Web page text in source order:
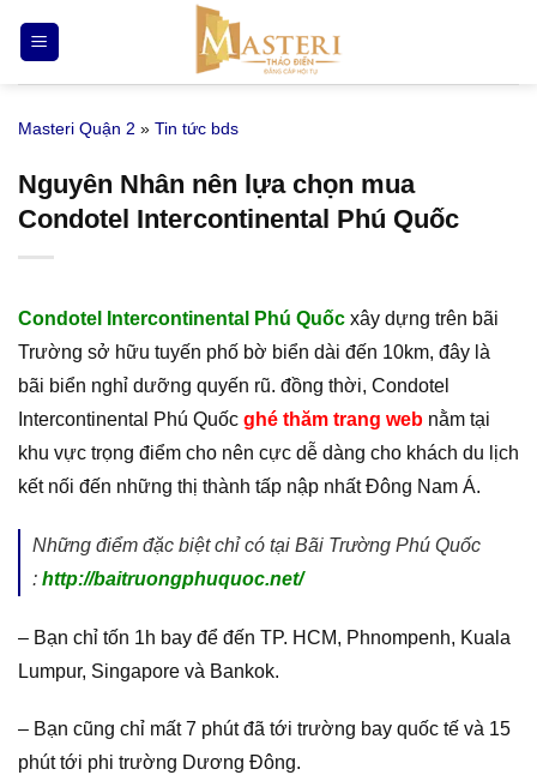
qua
nội
Masteri Quận 2 » Tin tức bds
Nguyên Nhân nên lựa chọn mua
Condotel Intercontinental Phú Quốc
Condotel Intercontinental Phú Quốc xây dựng trên bãi
Trường sở hữu tuyến phố bờ biển dài đến 10km, đây là
bãi biển nghỉ dưỡng quyến rũ. đồng thời, Condotel
Intercontinental Phú Quốc ghé thăm trang web nằm tại
khu vực trọng điểm cho nên cực dễ dàng cho khách du lịch
kết nối đến những thị thành tấp nập nhất Đông Nam Á.
Những điểm đặc biệt chỉ có tại Bãi Trường Phú Quốc
: http://baitruongphuquoc.net/
– Bạn chỉ tốn 1h bay để đến TP. HCM, Phnompenh, Kuala
Lumpur, Singapore và Bankok.
– Bạn cũng chỉ mất 7 phút đã tới trường bay quốc tế và 15
phút tới phi trường Dương Đông.